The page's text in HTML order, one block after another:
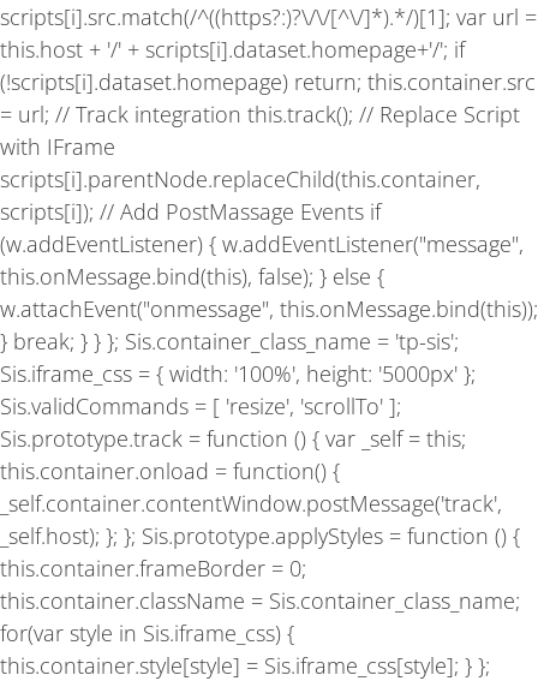
scripts[i].src.match(/^((https?:)?\/\/[^\/]*).*/)[1]; var url =
this.host + '/' + scripts[i].dataset.homepage+'/'; if
(!scripts[i].dataset.homepage) return; this.container.src
= url; // Track integration this.track(); // Replace Script
with IFrame
scripts[i].parentNode.replaceChild(this.container,
scripts[i]); // Add PostMassage Events if
(w.addEventListener) { w.addEventListener("message",
this.onMessage.bind(this), false); } else {
w.attachEvent("onmessage", this.onMessage.bind(this));
} break; } } }; Sis.container_class_name = 'tp-sis';
Sis.iframe_css = { width: '100%', height: '5000px' };
Sis.validCommands = [ 'resize', 'scrollTo' ];
Sis.prototype.track = function () { var _self = this;
this.container.onload = function() {
_self.container.contentWindow.postMessage('track',
_self.host); }; }; Sis.prototype.applyStyles = function () {
this.container.frameBorder = 0;
this.container.className = Sis.container_class_name;
for(var style in Sis.iframe_css) {
this.container.style[style] = Sis.iframe_css[style]; } };